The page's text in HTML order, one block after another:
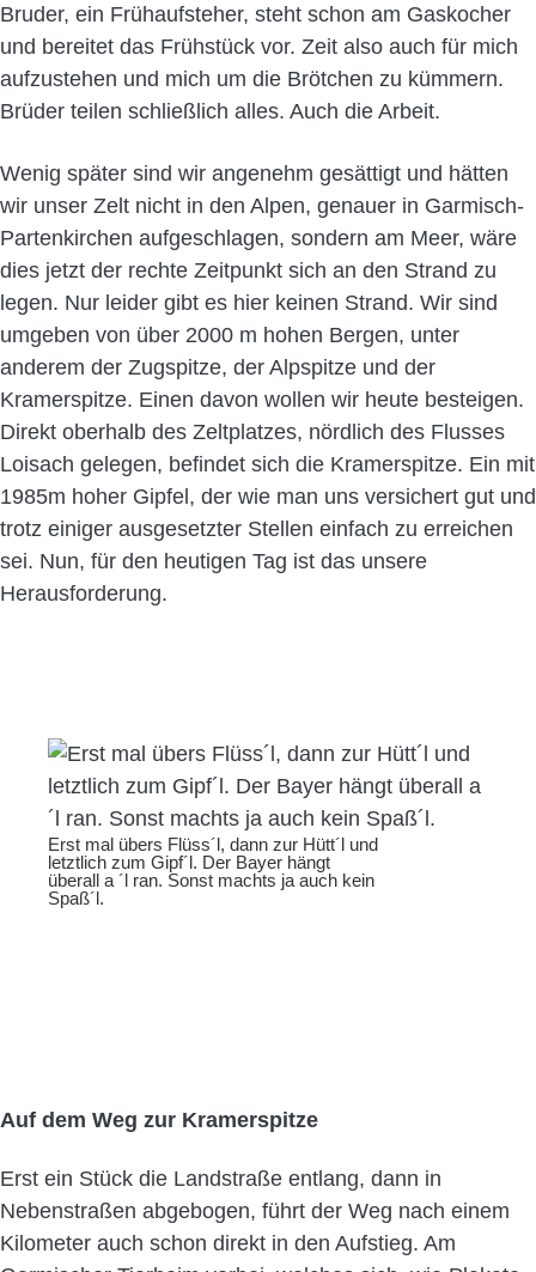
Bruder, ein Frühaufsteher, steht schon am Gaskocher
und bereitet das Frühstück vor. Zeit also auch für mich
aufzustehen und mich um die Brötchen zu kümmern.
Brüder teilen schließlich alles. Auch die Arbeit.
Wenig später sind wir angenehm gesättigt und hätten
wir unser Zelt nicht in den Alpen, genauer in Garmisch-
Partenkirchen aufgeschlagen, sondern am Meer, wäre
dies jetzt der rechte Zeitpunkt sich an den Strand zu
legen. Nur leider gibt es hier keinen Strand. Wir sind
umgeben von über 2000 m hohen Bergen, unter
anderem der Zugspitze, der Alpspitze und der
Kramerspitze. Einen davon wollen wir heute besteigen.
Direkt oberhalb des Zeltplatzes, nördlich des Flusses
Loisach gelegen, befindet sich die Kramerspitze. Ein mit
1985m hoher Gipfel, der wie man uns versichert gut und
trotz einiger ausgesetzter Stellen einfach zu erreichen
sei. Nun, für den heutigen Tag ist das unsere
Herausforderung.
Erst mal übers Flüss´l, dann zur Hütt´l und
letztlich zum Gipf´l. Der Bayer hängt
überall a ´l ran. Sonst machts ja auch kein
Spaß´l.
Auf dem Weg zur Kramerspitze
Erst ein Stück die Landstraße entlang, dann in
Nebenstraßen abgebogen, führt der Weg nach einem
Kilometer auch schon direkt in den Aufstieg. Am